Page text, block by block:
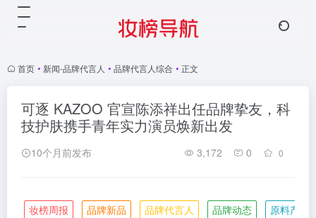
首页 • 新闻-品牌代言人 • 品牌代言人综合 • 正文
可逐 KAZOO 官宣陈添祥出任品牌挚友，科
技护肤携手青年实力演员焕新出发
10个月前发布 3,172 0 0
妆榜周报 品牌新品 品牌代言人 品牌动态 原料产业